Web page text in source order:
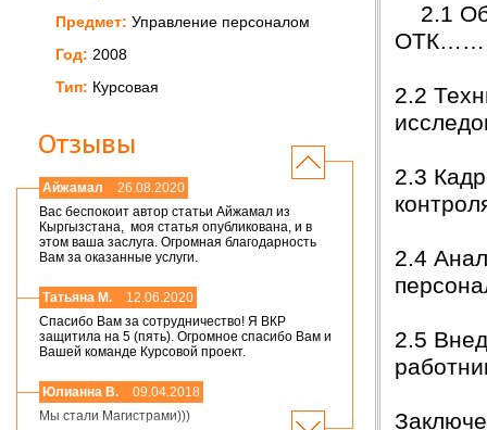
Предмет: Управление персоналом
Год: 2008
Тип: Курсовая
Отзывы
Айжамал
26.08.2020
Вас беспокоит автор статьи Айжамал из
Кыргызстана, моя статья опубликована, и в
этом ваша заслуга. Огромная благодарность
Вам за оказанные услуги.
Татьяна М.
12.06.2020
Спасибо Вам за сотрудничество! Я ВКР
защитила на 5 (пять). Огромное спасибо Вам и
Вашей команде Курсовой проект.
Юлианна В.
09.04.2018
Мы стали Магистрами)))
2.1
2.2
2.3
2.4
2.5